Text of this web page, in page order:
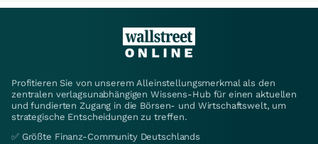
Profitieren Sie von unserem Alleinstellungsmerkmal als den
zentralen verlagsunabhängigen Wissens-Hub für einen aktuellen
und fundierten Zugang in die Börsen- und Wirtschaftswelt, um
strategische Entscheidungen zu treffen.
✅ Größte Finanz-Community Deutschlands